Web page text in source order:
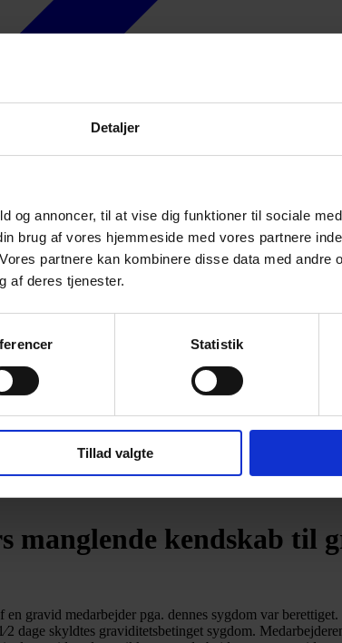
Detaljer
og annoncer, til at vise dig funktioner til sociale
brug af vores hjemmeside med vores partnere
partnere kan kombinere disse data med andre
af deres tjenester.
Statistik
Tillad valgte
manglende kendskab til
gravid medarbejder pga. dennes sygdom var
dage skyldtes graviditetsbetinget sygdom.